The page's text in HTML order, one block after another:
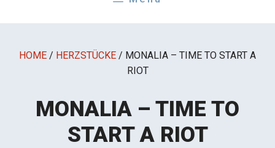
HOME / HERZSTÜCKE / MONALIA – TIME TO START A
RIOT
MONALIA – TIME TO
START A RIOT